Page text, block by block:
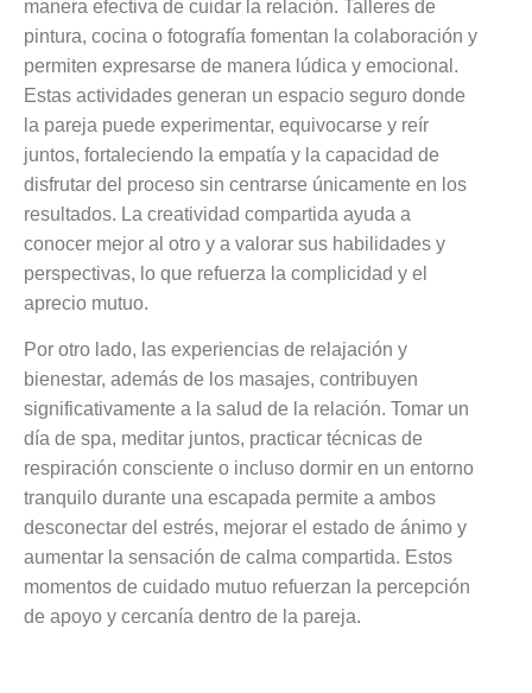
manera efectiva de cuidar la relación. Talleres de
pintura, cocina o fotografía fomentan la colaboración y
permiten expresarse de manera lúdica y emocional.
Estas actividades generan un espacio seguro donde
la pareja puede experimentar, equivocarse y reír
juntos, fortaleciendo la empatía y la capacidad de
disfrutar del proceso sin centrarse únicamente en los
resultados. La creatividad compartida ayuda a
conocer mejor al otro y a valorar sus habilidades y
perspectivas, lo que refuerza la complicidad y el
aprecio mutuo.
Por otro lado, las experiencias de relajación y
bienestar, además de los masajes, contribuyen
significativamente a la salud de la relación. Tomar un
día de spa, meditar juntos, practicar técnicas de
respiración consciente o incluso dormir en un entorno
tranquilo durante una escapada permite a ambos
desconectar del estrés, mejorar el estado de ánimo y
aumentar la sensación de calma compartida. Estos
momentos de cuidado mutuo refuerzan la percepción
de apoyo y cercanía dentro de la pareja.